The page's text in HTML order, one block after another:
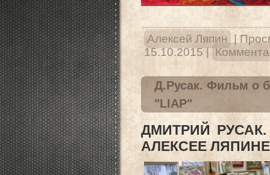
Алексей Ляпин |
15.10.2015 |
Д.Русак. Фильм о
"LIAP"
ДМИТРИЙ
АЛЕКСЕЕ ЛЯПИНЕ